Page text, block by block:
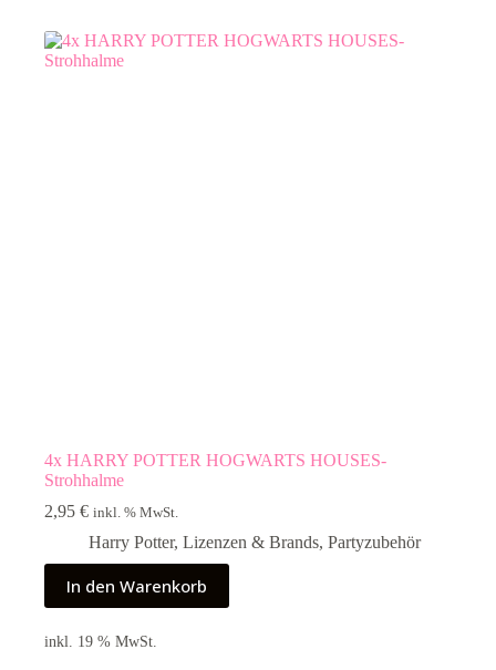
4x HARRY POTTER HOGWARTS HOUSES-
Strohhalme
2,95 € inkl. % MwSt.
Harry Potter, Lizenzen & Brands, Partyzubehör
In den Warenkorb
inkl. 19 % MwSt.